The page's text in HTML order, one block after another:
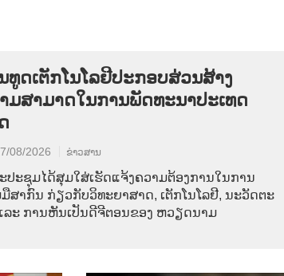
ທູດ​ເຕັກ​ໂນ​ໂລ​ຢີ​ປະ​ກອບ​ສ່ວນ​ສ້າງ​
ມ​ສາ​ມາດ​ໃນ​ການ​ພັດ​ທະ​ນາ​ປະ​ເທດ​
08/2026 ຂ່າວສານ
ປະ​ຊຸມ​ໄດ້​ສຸມ​ໃສ່​ເຮັດ​ແຈ້ງ​ຄວາມ​ຕ້ອງ​ການ​ໃນ​ການ​
ສາ​ກົນ ກ່ຽວ​ກັບ​ວິ​ທະ​ຍາ​ສາດ, ເຕັກ​ໂນ​ໂລ​ຢີ, ນະ​ວັດ​ຕະ​
ລະ ການ​ຫັນ​ເປັນ​ດີ​ຈີ​ຕອນ​ຂອງ ຫວຽດ​ນາມ